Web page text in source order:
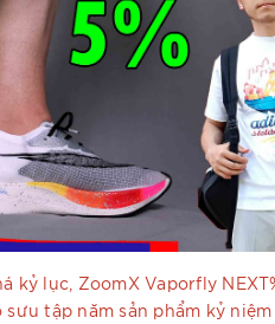
kỷ lục, ZoomX Vaporfly
tập năm sản phẩm kỷ